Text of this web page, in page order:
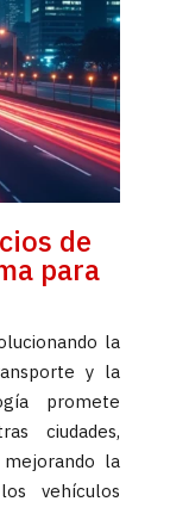
de
para
la
y la
promete
ciudades,
la
vehículos